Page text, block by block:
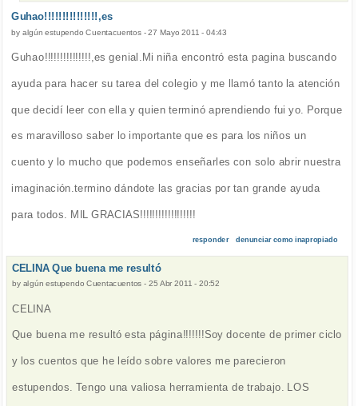
Guhao!!!!!!!!!!!!!!!,es
by algún estupendo Cuentacuentos-27 Mayo 2011 - 04:43
Guhao!!!!!!!!!!!!!!!,es genial.Mi niña encontró esta pagina buscando
ayuda para hacer su tarea del colegio y me llamó tanto la atención
que decidí leer con ella y quien terminó aprendiendo fui yo. Porque
es maravilloso saber lo importante que es para los niños un
cuento y lo mucho que podemos enseñarles con solo abrir nuestra
imaginación.termino dándote las gracias por tan grande ayuda
para todos. MIL GRACIAS!!!!!!!!!!!!!!!!!!
responder denunciar como inapropiado
CELINA Que buena me resultó
by algún estupendo Cuentacuentos - 25 Abr 2011 - 20:52
CELINA
Que buena me resultó esta página!!!!!!!Soy docente de primer ciclo
y los cuentos que he leído sobre valores me parecieron
estupendos. Tengo una valiosa herramienta de trabajo. LOS